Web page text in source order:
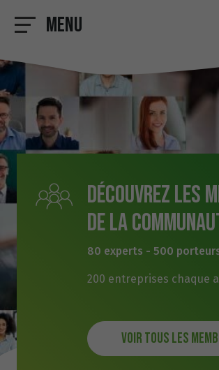
Menu
Découvrez les
de la
80 experts - 500
200 entreprises chaque
Voir tous les